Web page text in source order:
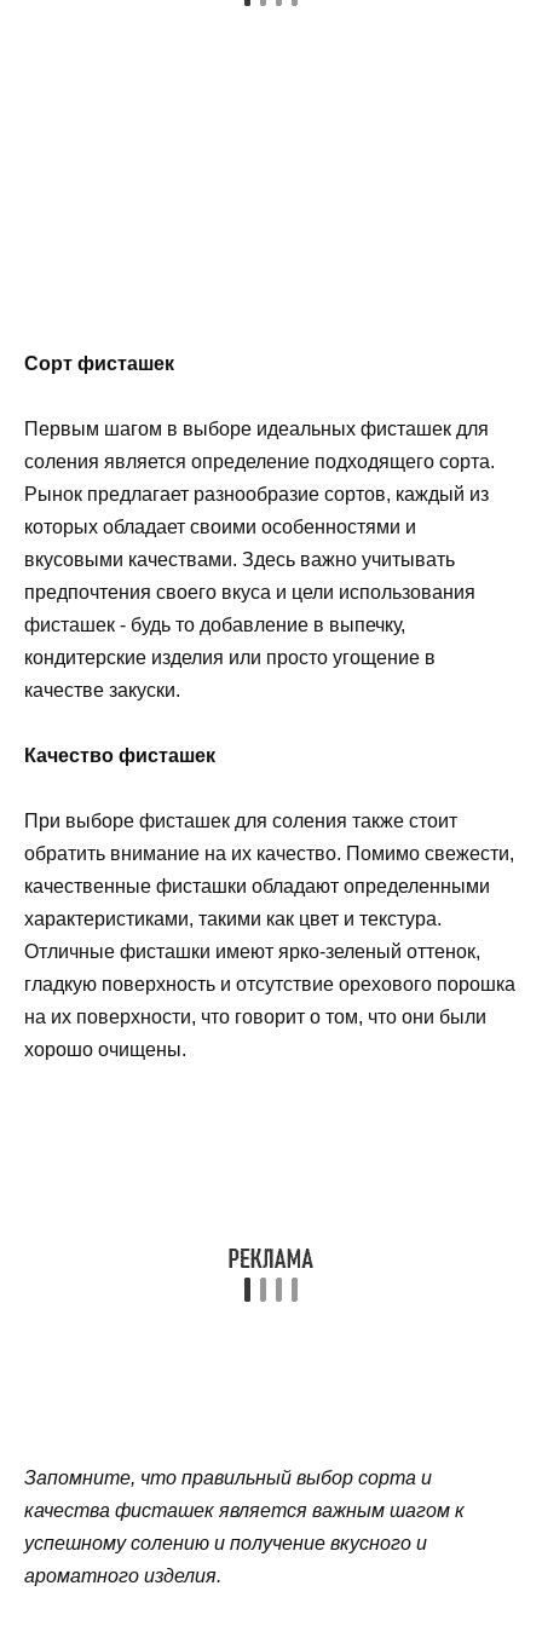
Сорт фисташек
Первым шагом в выборе идеальных фисташек для
соления является определение подходящего сорта.
Рынок предлагает разнообразие сортов, каждый из
которых обладает своими особенностями и
вкусовыми качествами. Здесь важно учитывать
предпочтения своего вкуса и цели использования
фисташек - будь то добавление в выпечку,
кондитерские изделия или просто угощение в
качестве закуски.
Качество фисташек
При выборе фисташек для соления также стоит
обратить внимание на их качество. Помимо свежести,
качественные фисташки обладают определенными
характеристиками, такими как цвет и текстура.
Отличные фисташки имеют ярко-зеленый оттенок,
гладкую поверхность и отсутствие орехового порошка
на их поверхности, что говорит о том, что они были
хорошо очищены.
Запомните, что правильный выбор сорта и
качества фисташек является важным шагом к
успешному солению и получение вкусного и
ароматного изделия.